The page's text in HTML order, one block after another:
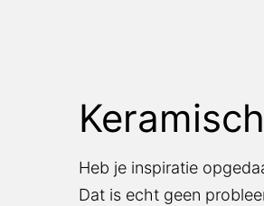
Heb je inspiratie
is echt geen probleem.